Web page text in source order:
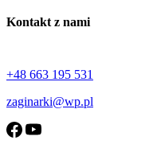
Kontakt z nami
+48 663 195 531
zaginarki@wp.pl